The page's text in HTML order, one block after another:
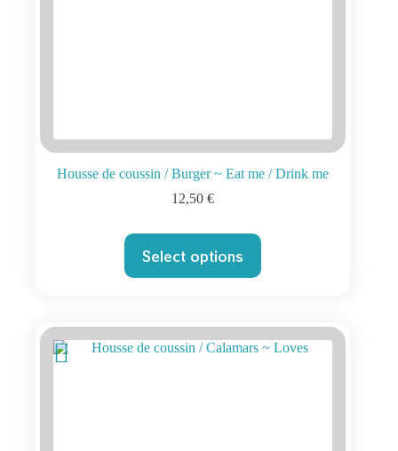
Housse de coussin / Burger ~ Eat me / Drink me
12,50€
Select options